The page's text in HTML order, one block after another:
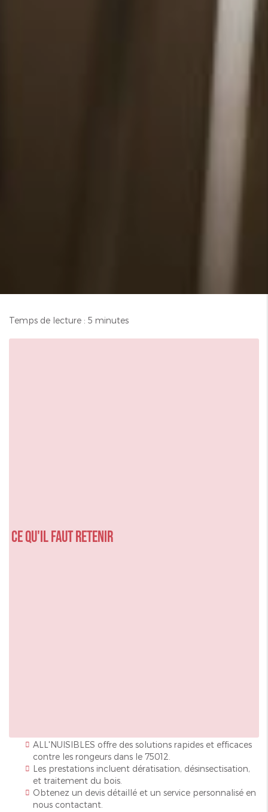
Temps de lecture : 5 minutes
Ce qu'il faut retenir
ALL'NUISIBLES offre des solutions rapides et efficaces
contre les rongeurs dans le 75012.
Les prestations incluent dératisation, désinsectisation,
et traitement du bois.
Obtenez un devis détaillé et un service personnalisé en
nous contactant.